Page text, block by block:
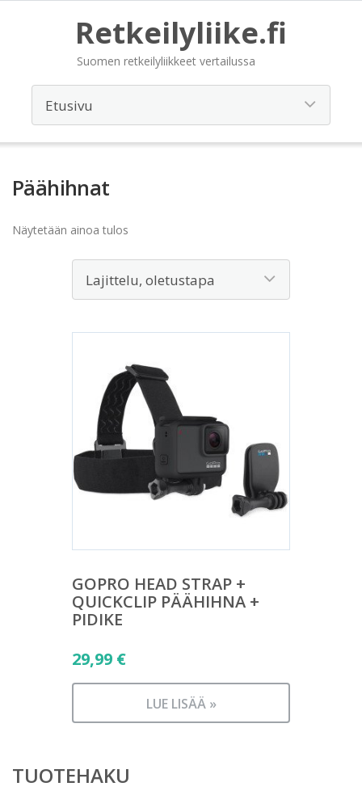
Retkeilyliike.fi
Suomen retkeilyliikkeet vertailussa
Päähihnat
Näytetään ainoa tulos
GOPRO HEAD STRAP +
QUICKCLIP PÄÄHIHNA +
PIDIKE
29,99 €
LUE LISÄÄ »
TUOTEHAKU